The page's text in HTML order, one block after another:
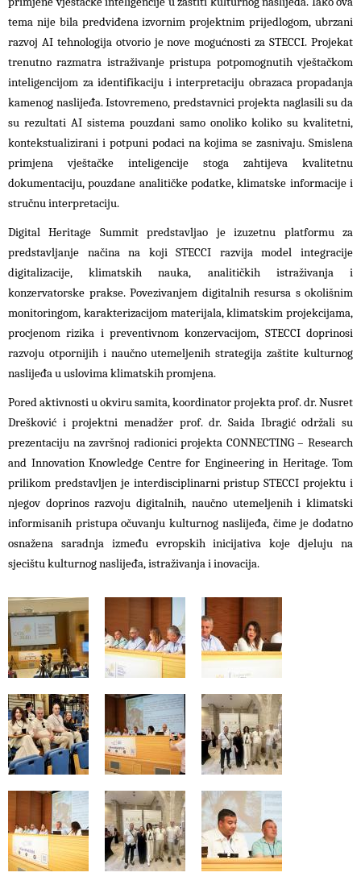
tema nije bila predviđena izvornim projektnim prijedlogom, ubrzani
razvoj AI tehnologija otvorio je nove mogućnosti za STECCI. Projekat
trenutno razmatra istraživanje pristupa potpomognutih vještačkom
inteligencijom za identifikaciju i interpretaciju obrazaca propadanja
kamenog naslijeđa. Istovremeno, predstavnici projekta naglasili su da
su rezultati AI sistema pouzdani samo onoliko koliko su kvalitetni,
kontekstualizirani i potpuni podaci na kojima se zasnivaju. Smislena
primjena vještačke inteligencije stoga zahtijeva kvalitetnu
dokumentaciju, pouzdane analitičke podatke, klimatske informacije i
stručnu interpretaciju.
Digital Heritage Summit predstavljao je izuzetnu platformu za
predstavljanje načina na koji STECCI razvija model integracije
digitalizacije, klimatskih nauka, analitičkih istraživanja i
konzervatorske prakse. Povezivanjem digitalnih resursa s okolišnim
monitoringom, karakterizacijom materijala, klimatskim projekcijama,
procjenom rizika i preventivnom konzervacijom, STECCI doprinosi
razvoju otpornijih i naučno utemeljenih strategija zaštite kulturnog
naslijeđa u uslovima klimatskih promjena.
Pored aktivnosti u okviru samita, koordinator projekta prof. dr. Nusret
Drešković i projektni menadžer prof. dr. Saida Ibragić održali su
prezentaciju na završnoj radionici projekta CONNECTING – Research
and Innovation Knowledge Centre for Engineering in Heritage. Tom
prilikom predstavljen je interdisciplinarni pristup STECCI projektu i
njegov doprinos razvoju digitalnih, naučno utemeljenih i klimatski
informisanih pristupa očuvanju kulturnog naslijeđa, čime je dodatno
osnažena saradnja između evropskih inicijativa koje djeluju na
sjecištu kulturnog naslijeđa, istraživanja i inovacija.